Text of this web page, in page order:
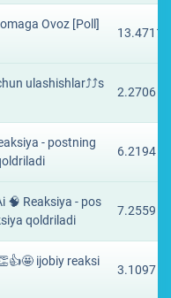
Ovoz [Poll]
13.4711
ulashishlar⤴️⤴s
2.2706 ₽
- postning
6.2194 ₽
🧠 Reaksiya - pos
qoldriladi
7.2559 ₽
ijobiy reaksi
3.1097 ₽